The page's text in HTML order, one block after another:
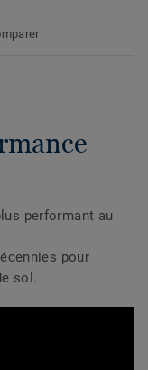
performant au
pour
sol.